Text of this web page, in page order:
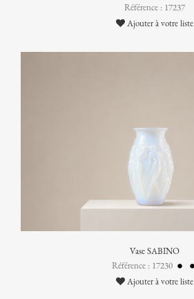
Référence : 17237
Ajouter à votre liste
Vase SABINO
Référence : 17230
Ajouter à votre liste